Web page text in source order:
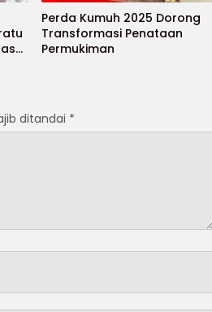
Perda Kumuh 2025 Dorong
Transformasi Penataan
Permukiman
ditandai *